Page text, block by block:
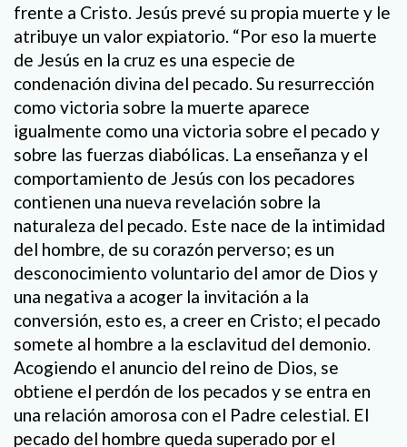
frente a Cristo. Jesús prevé su propia muerte y le
atribuye un valor expiatorio. “Por eso la muerte
de Jesús en la cruz es una especie de
condenación divina del pecado. Su resurrección
como victoria sobre la muerte aparece
igualmente como una victoria sobre el pecado y
sobre las fuerzas diabólicas. La enseñanza y el
comportamiento de Jesús con los pecadores
contienen una nueva revelación sobre la
naturaleza del pecado. Este nace de la intimidad
del hombre, de su corazón perverso; es un
desconocimiento voluntario del amor de Dios y
una negativa a acoger la invitación a la
conversión, esto es, a creer en Cristo; el pecado
somete al hombre a la esclavitud del demonio.
Acogiendo el anuncio del reino de Dios, se
obtiene el perdón de los pecados y se entra en
una relación amorosa con el Padre celestial. El
pecado del hombre queda superado por el